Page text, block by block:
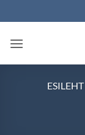
to
content
ESILEHT